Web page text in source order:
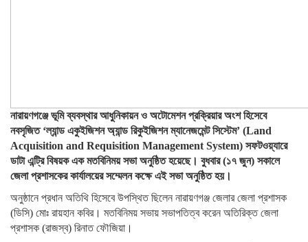
নারায়ণগঞ্জে ভূমি ব্যবস্থার আধুনিকায়ন ও অটোমেশন প্রক্রিয়ার অংশ হিসেবে
নবসৃজিত ‘ল্যান্ড একুইজিশন অ্যান্ড রিকুইজিশন ম্যানেজমেন্ট সিস্টেম’ (Land
Acquisition and Requisition Management System) সফটওয়্যারে
ডাটা এন্ট্রি বিষয়ক এক মতবিনিময় সভা অনুষ্ঠিত হয়েছে। বুধবার (১৭ জুন) সকালে
জেলা প্রশাসকের কার্যালয়ের সম্মেলন কক্ষে এই সভা অনুষ্ঠিত হয়।
অনুষ্ঠানে প্রধান অতিথি হিসেবে উপস্থিত ছিলেন নারায়ণগঞ্জ জেলার জেলা প্রশাসক
(ডিসি) মোঃ রায়হান কবির। মতবিনিময় সভায় সভাপতিত্ব করেন অতিরিক্ত জেলা
প্রশাসক (রাজস্ব) রিনাত ফৌজিয়া।